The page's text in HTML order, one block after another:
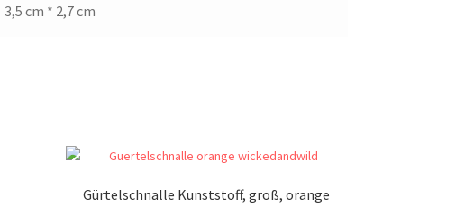
3,5 cm * 2,7 cm
Gürtelschnalle Kunststoff, groß, orange